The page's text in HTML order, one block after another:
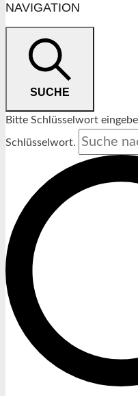
NAVIGATION
SUCHE
Bitte Schlüsselwort
Schlüsselwort.